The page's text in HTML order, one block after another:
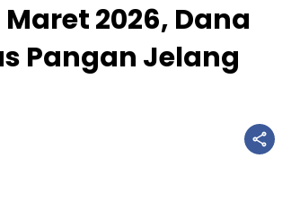
2026, Dana
Pangan Jelang